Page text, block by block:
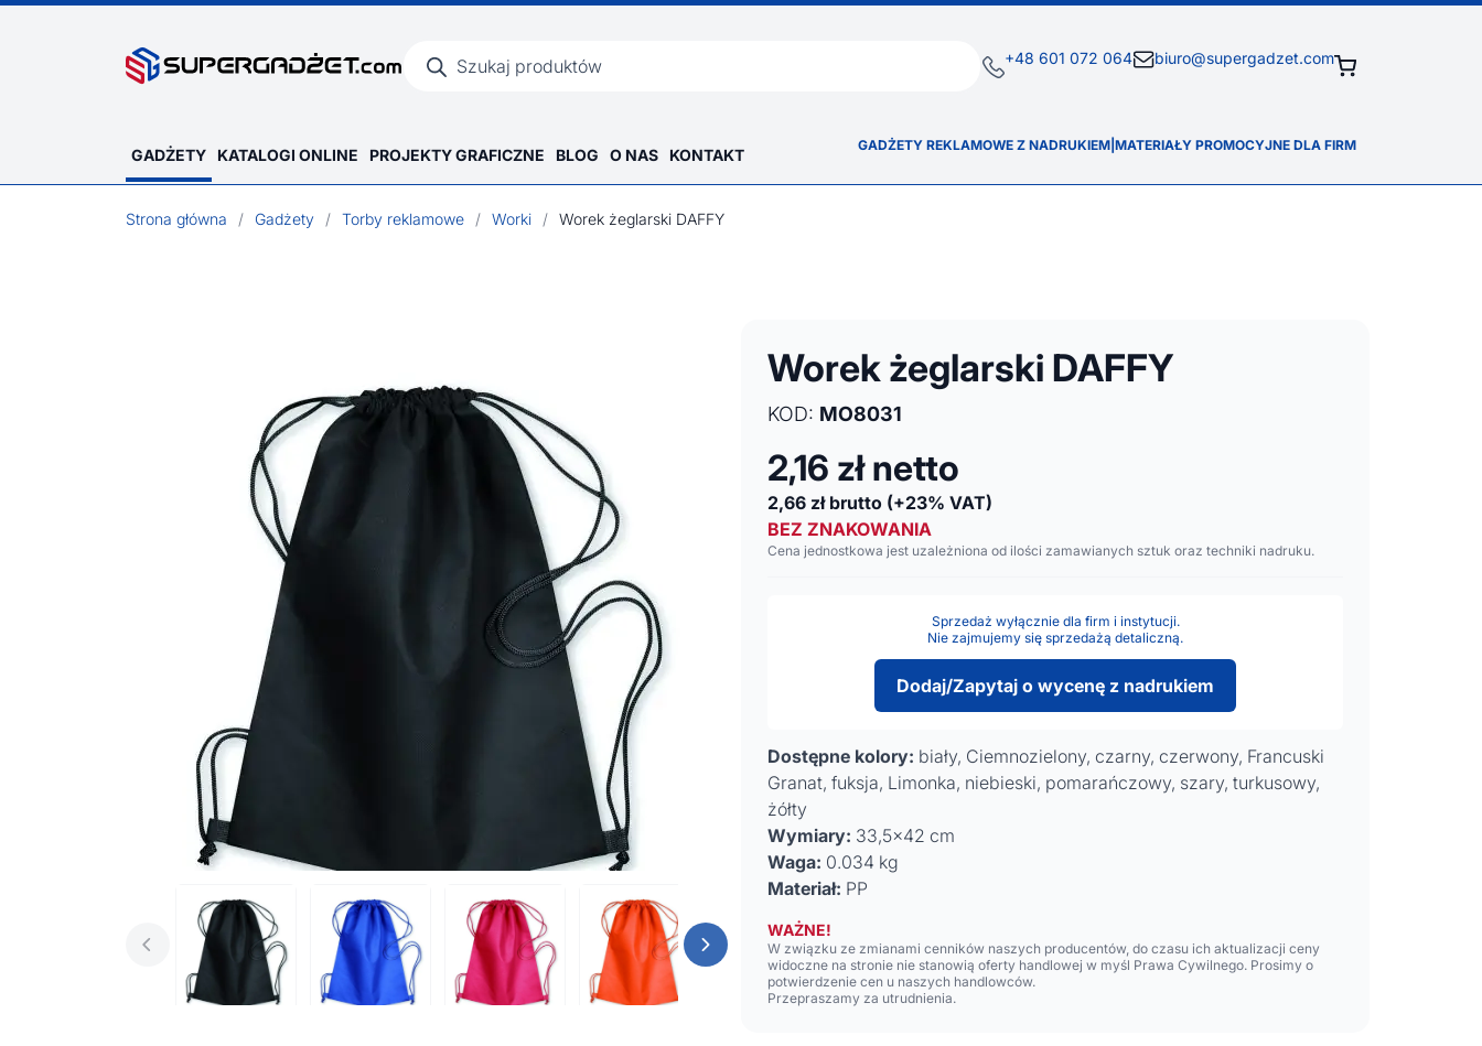
produktów
+48 601 072 064 biuro@supergadzet.com
GADŻETY KATALOGI ONLINE PROJEKTY GRAFICZNE BLOG O NAS KONTAKT GADŻETY REKLAMOWE Z NADRUKIEM MATERIAŁY PROMOCYJNE DLA FIRM
Strona główna / Gadżety / Torby reklamowe / Worki / Worek żeglarski DAFFY
Worek żeglarski DAFFY
KOD: MO8031
2,16 zł netto
2,66 zł brutto (+23% VAT)
BEZ ZNAKOWANIA
Cena jednostkowa jest uzależniona od ilości zamawianych sztuk oraz techniki nadruku.
Sprzedaż wyłącznie dla firm i instytucji.
Nie zajmujemy się sprzedażą detaliczną.
Dodaj/Zapytaj o wycenę z nadrukiem
Dostępne kolory: biały, Ciemnozielony, czarny, czerwony, Francuski
Granat, fuksja, Limonka, niebieski, pomarańczowy, szary, turkusowy,
żółty
Wymiary: 33,5x42 cm
Waga: 0.034 kg
Materiał: PP
WAŻNE!
W związku ze zmianami cenników naszych producentów, do czasu ich aktualizacji ceny
widoczne na stronie nie stanowią oferty handlowej w myśl Prawa Cywilnego. Prosimy o
potwierdzenie cen u naszych handlowców.
Przepraszamy za utrudnienia.